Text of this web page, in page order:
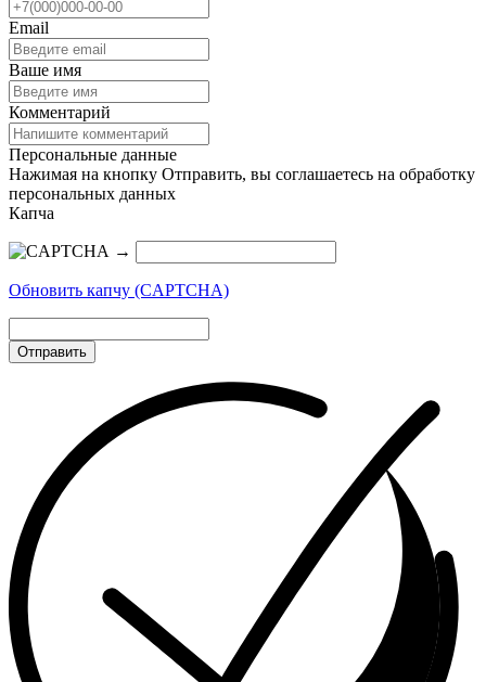
Email
Ваше имя
Комментарий
Персональные данные
Нажимая на кнопку Отправить, вы соглашаетесь на обработку
персональных данных
Капча
→
Обновить капчу (CAPTCHA)
Отправить